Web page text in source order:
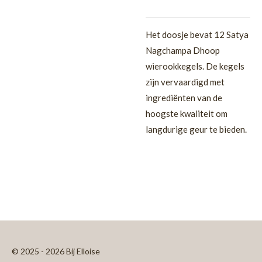
Het doosje bevat 12 Satya
Nagchampa Dhoop
wierookkegels. De kegels
zijn vervaardigd met
ingrediënten van de
hoogste kwaliteit om
langdurige geur te bieden.
© 2025 - 2026 Bij Elloise